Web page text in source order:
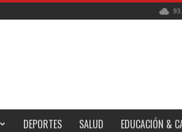
DEPORTES SALUD EDUCACIÓN &